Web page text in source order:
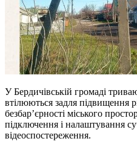
У Бердичівській громаді
втілюються задля підвищення
безбар’єрності міського
підключення і налаштування
відеоспостереження.